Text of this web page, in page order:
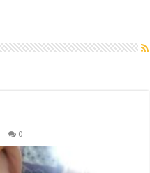
Utara, Kacabdin Tekankan Cetak
0